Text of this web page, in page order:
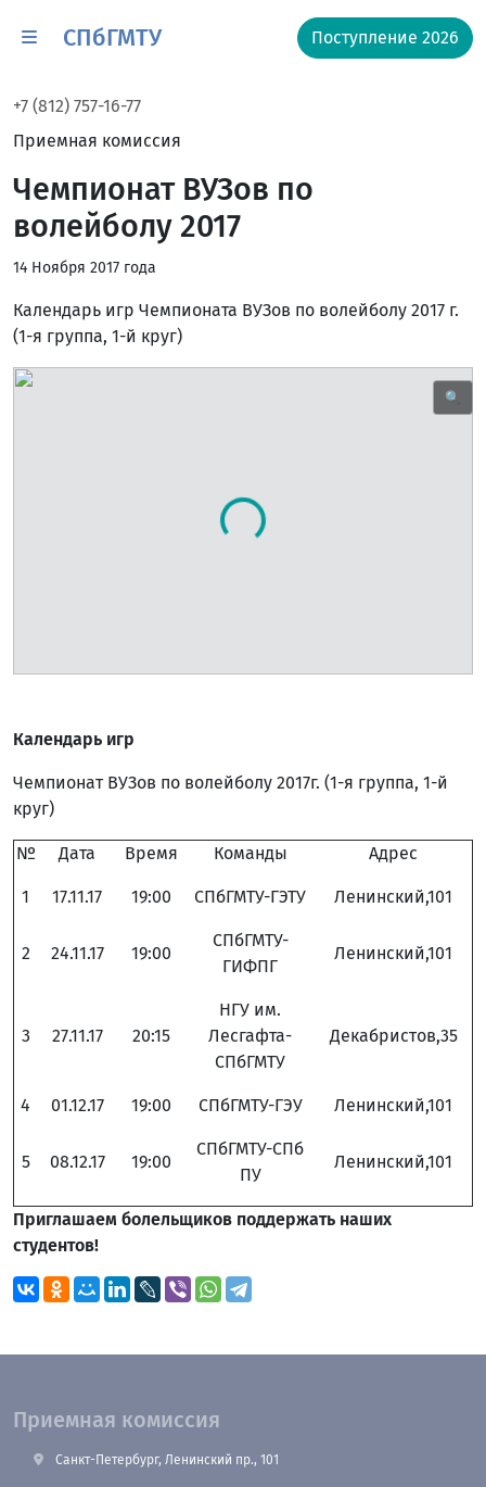
СПбГМТУ Поступление 2026
+7 (812) 757-16-77
Приемная комиссия
Чемпионат ВУЗов по
волейболу 2017
14 Ноября 2017 года
Календарь игр Чемпионата ВУЗов по волейболу 2017 г.
(1-я группа, 1-й круг)
🔍
Календарь игр
Чемпионат ВУЗов по волейболу 2017г. (1-я группа, 1-й
круг)
№ Дата Время Команды Адрес
1 17.11.17 19:00 СПбГМТУ-ГЭТУ Ленинский,101
2 24.11.17 19:00
СПбГМТУ-
ГИФПГ
Ленинский,101
3 27.11.17 20:15
НГУ им.
Лесгафта-
СПбГМТУ
Декабристов,35
4 01.12.17 19:00 СПбГМТУ-ГЭУ Ленинский,101
5 08.12.17 19:00
СПбГМТУ-СПб
ПУ
Ленинский,101
Приглашаем болельщиков поддержать наших
студентов!
Приемная комиссия
Санкт-Петербург, Ленинский пр., 101